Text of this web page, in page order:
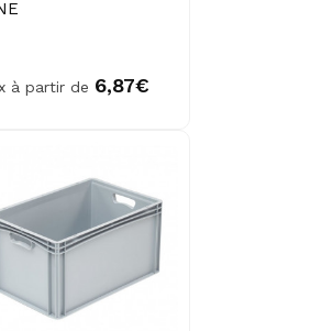
à partir de 6,87€